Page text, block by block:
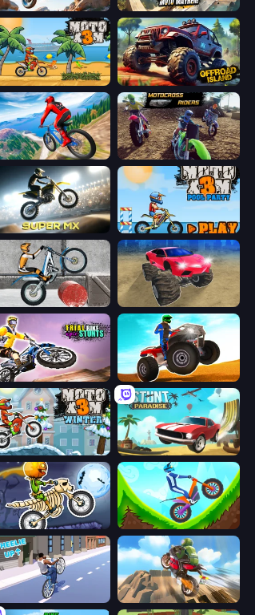
Mania Xtreme Moto Mayhem
X3M Offroad Island
Downhill Racing MotoCross Riders
MX - Last Season Moto X3M 5: Pool Party
Trials Ice Ride
Bike Epic Stunts ATV Ultimate Offroad
X3M 4 Winter Stunt Paradise
Moto X3M 6: Spooky Land Hill Climb on Moto Bike
Wheelie Up Cartoon Moto Stunt